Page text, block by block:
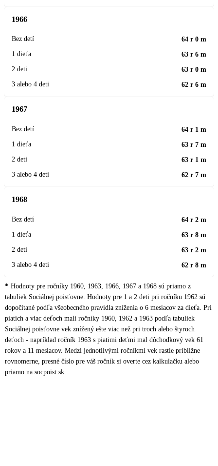
1966
64 r 0 m
63 r 6 m
63 r 0 m
62 r 6 m
1967
64 r 1 m
63 r 7 m
63 r 1 m
62 r 7 m
1968
64 r 2 m
63 r 8 m
63 r 2 m
62 r 8 m
Hodnoty pre ročníky 1960, 1963, 1966, 1967 a 1968 sú priamo z
tabuliek Sociálnej poisťovne. Hodnoty pre 1 a 2 deti pri ročníku 1962 sú
dopočítané podľa všeobecného pravidla zníženia o 6 mesiacov za dieťa. Pri
piatich a viac deťoch mali ročníky 1960, 1962 a 1963 podľa tabuliek
Sociálnej poisťovne vek znížený ešte viac než pri troch alebo štyroch
deťoch - napríklad ročník 1963 s piatimi deťmi mal dôchodkový vek 61
rokov a 11 mesiacov. Medzi jednotlivými ročníkmi vek rastie približne
rovnomerne, presné číslo pre váš ročník si overte cez kalkulačku alebo
priamo na socpoist.sk.